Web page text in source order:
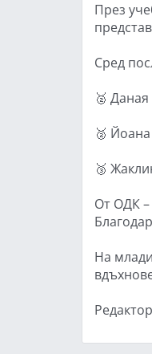
През
Сред
🥈
🥈
🥉
От ОДК –
На